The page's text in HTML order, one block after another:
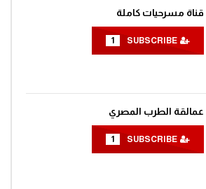
قناة مسرحيات كاملة
1
عمالقة الطرب المصري
1